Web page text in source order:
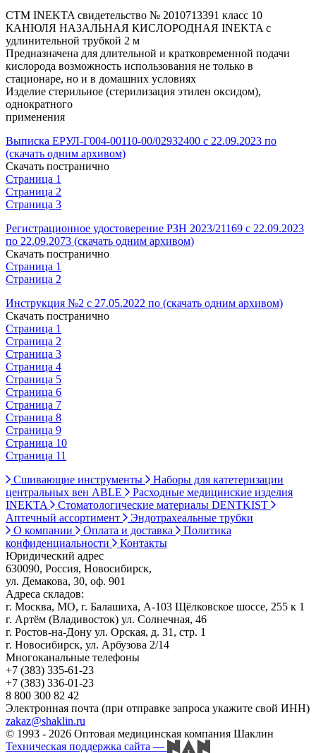
СТМ INEKTA свидетельство № 2010713391 класс 10
КАНЮЛЯ НАЗАЛЬНАЯ КИСЛОРОДНАЯ INEKTA с
удлинительной трубкой 2 м
Предназначена для длительной и кратковременной подачи
кислорода возможность использования не только в
стационаре, но и в домашних условиях
Изделие стерильное (стерилизация этилен оксидом),
однократного
применения
Выписка ЕРУЛ-Г004-00110-00/02932400 с 22.09.2023 по
(скачать одним архивом)
Скачать постранично
Страница 1
Страница 2
Страница 3
Регистрационное удостоверение РЗН 2023/21169 с 22.09.2023
по 22.09.2073 (скачать одним архивом)
Скачать постранично
Страница 1
Страница 2
Инструкция №2 с 27.05.2022 по (скачать одним архивом)
Скачать постранично
Страница 1
Страница 2
Страница 3
Страница 4
Страница 5
Страница 6
Страница 7
Страница 8
Страница 9
Страница 10
Страница 11
Сшивающие инструменты
Наборы для катетеризации
центральных вен ABLE
Расходные медицинские изделия
INEKTA
Стоматологические материалы DENTKIST
Аптечный ассортимент
Эндотрахеальные трубки
О компании
Оплата и доставка
Политика
конфиденциальности
Контакты
Юридический адрес
630090, Россия, Новосибирск,
ул. Демакова, 30, оф. 901
Адреса складов:
г. Москва, МО, г. Балашиха, А-103 Щёлковское шоссе, 255 к 1
г. Артём (Владивосток) ул. Солнечная, 46
г. Ростов-на-Дону ул. Орская, д. 31, стр. 1
г. Новосибирск, ул. Арбузова 2/14
Многоканальные телефоны
+7 (383) 335-61-23
+7 (383) 336-01-23
8 800 300 82 42
Электронная почта (при отправке запроса укажите свой ИНН)
zakaz@shaklin.ru
© 1993 - 2026 Оптовая медицинская компания Шаклин
Техническая поддержка сайта —